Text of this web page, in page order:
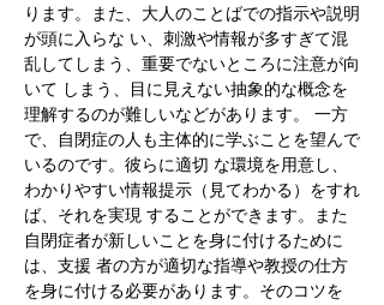
ります。また、大人のことばでの指示や説明
が頭に入らな い、刺激や情報が多すぎて混
乱してしまう、重要でないところに注意が向
いて しまう、目に見えない抽象的な概念を
理解するのが難しいなどがあります。 一方
で、自閉症の人も主体的に学ぶことを望んで
いるのです。彼らに適切 な環境を用意し、
わかりやすい情報提示（見てわかる）をすれ
ば、それを実現 することができます。また
自閉症者が新しいことを身に付けるために
は、支援 者の方が適切な指導や教授の仕方
を身に付ける必要があります。そのコツを